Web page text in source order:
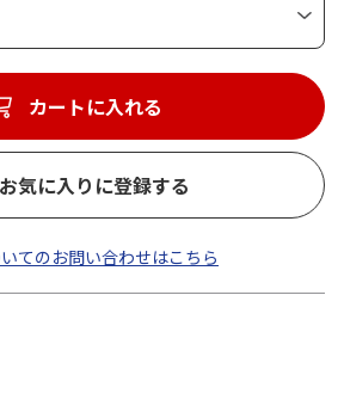
カートに入れる
お気に入りに登録する
てのお問い合わせはこちら